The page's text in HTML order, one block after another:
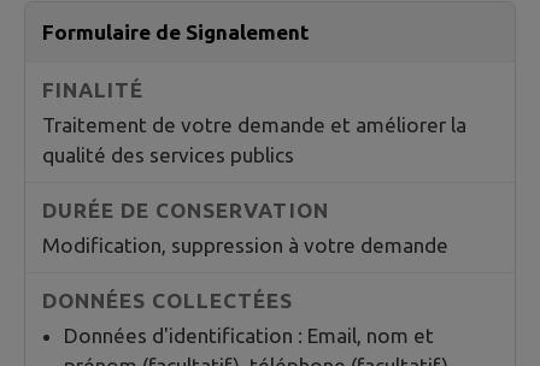
Formulaire de Signalement
Traitement de votre demande et améliorer la
qualité des services publics
Modification, suppression à votre demande
Données d'identification : Email, nom et